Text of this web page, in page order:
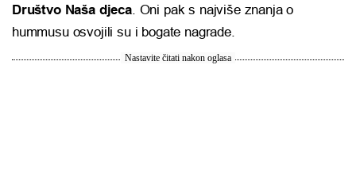
Društvo Naša djeca. Oni pak s najviše znanja o
hummusu osvojili su i bogate nagrade.
Nastavite čitati nakon oglasa